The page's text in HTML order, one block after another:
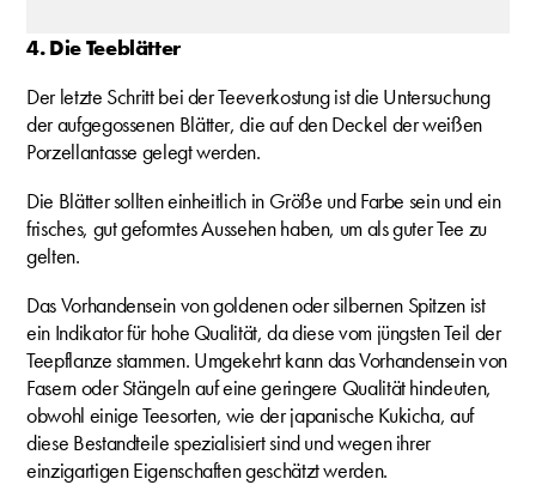
4. Die Teeblätter
Der letzte Schritt bei der Teeverkostung ist die Untersuchung
der aufgegossenen Blätter, die auf den Deckel der weißen
Porzellantasse gelegt werden.
Die Blätter sollten einheitlich in Größe und Farbe sein und ein
frisches, gut geformtes Aussehen haben, um als guter Tee zu
gelten.
Das Vorhandensein von goldenen oder silbernen Spitzen ist
ein Indikator für hohe Qualität, da diese vom jüngsten Teil der
Teepflanze stammen. Umgekehrt kann das Vorhandensein von
Fasern oder Stängeln auf eine geringere Qualität hindeuten,
obwohl einige Teesorten, wie der japanische Kukicha, auf
diese Bestandteile spezialisiert sind und wegen ihrer
einzigartigen Eigenschaften geschätzt werden.